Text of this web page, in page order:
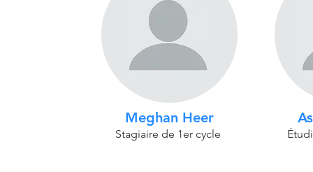
Meghan Heer
Stagiaire de 1er cycle